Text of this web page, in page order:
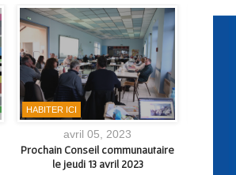
HABITER ICI
avril 05, 2023
Prochain Conseil communautaire
le jeudi 13 avril 2023